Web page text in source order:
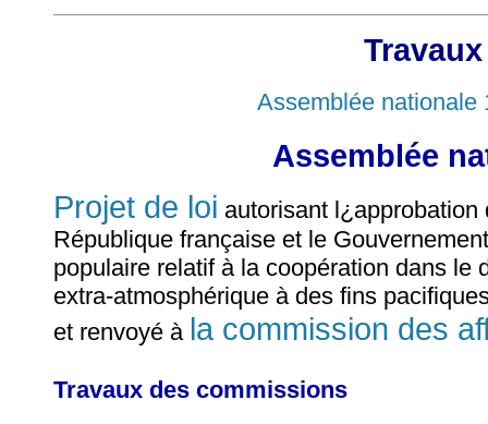
Assemblée nationale
Assemblée
Projet de loi autorisant
République française et le
populaire relatif à la coopération dans
extra-atmosphérique à des fins
et renvoyé à la commission des
Travaux des commissions